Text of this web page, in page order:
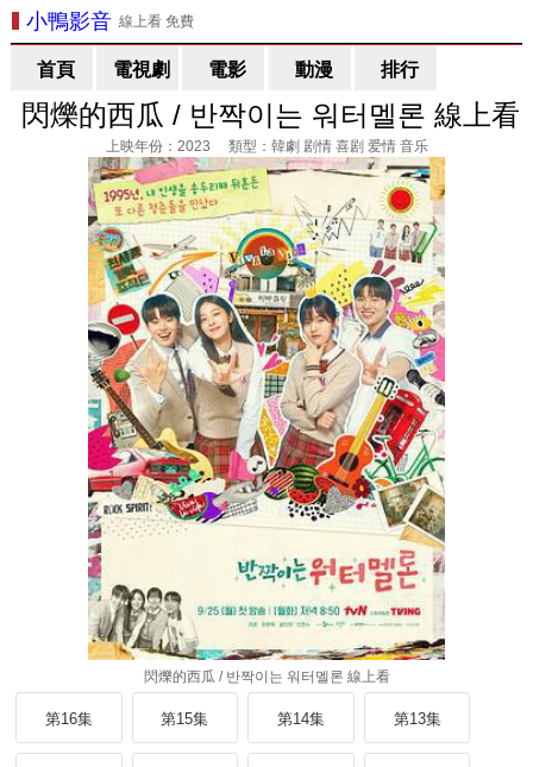
小鴨影音線上看 免費
首頁 電視劇 電影 動漫 排行
閃爍的西瓜 / 반짝이는 워터멜론 線上看
上映年份：2023 類型：韓劇 剧情 喜剧 爱情 音乐
閃爍的西瓜 / 반짝이는 워터멜론 線上看
第16集 第15集 第14集 第13集